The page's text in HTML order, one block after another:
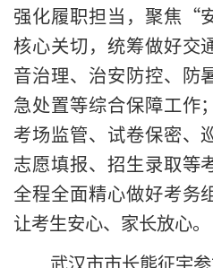
强化履职担当，聚焦“
核心关切，统筹做好交
音治理、治安防控、防
急处置等综合保障工作
考场监管、试卷保密、
志愿填报、招生录取等
全程全面精心做好考务
让考生安心、家长放心。
武汉市市长熊征宇参